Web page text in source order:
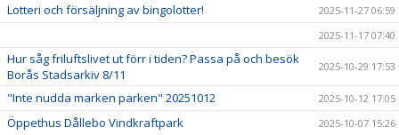
Lotteri och försäljning av bingolotter!
2025-11-27 06:59
2025-11-17 07:40
Hur såg friluftslivet ut förr i tiden? Passa på och besök
Borås Stadsarkiv 8/11
2025-10-29 17:53
"Inte nudda marken parken" 20251012 2025-10-12 17:05
Öppethus Dållebo Vindkraftpark 2025-10-07 15:26